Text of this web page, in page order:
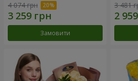
4 074 грн
Замовити
3 481